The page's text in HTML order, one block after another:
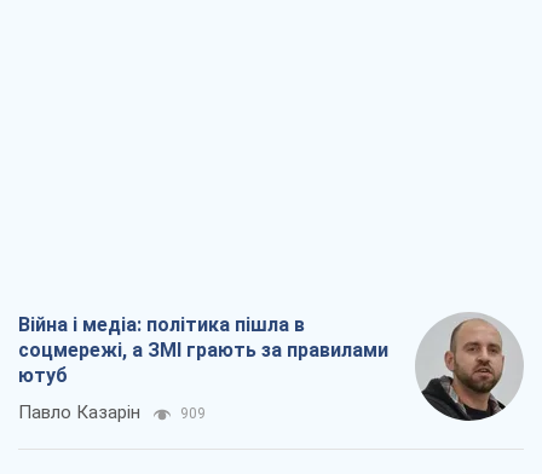
Війна і медіа: політика пішла в
соцмережі, а ЗМІ грають за правилами
ютуб
Павло Казарін 909